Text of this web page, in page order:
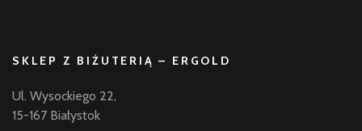
SKLEP Z BIŻUTERIĄ – ERGOLD
Ul. Wysockiego 22,
15-167 Białystok